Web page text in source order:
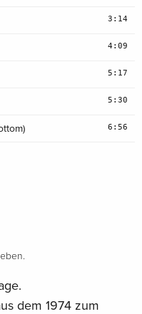
3:14
4:09
5:17
5:30
6:56
dem 1974 zum